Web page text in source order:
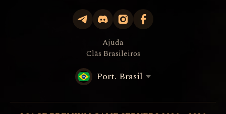
Ajuda
Clãs Brasileiros
Port. Brasil